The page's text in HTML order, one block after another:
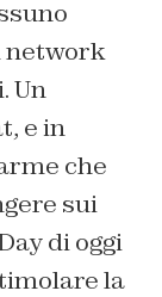
network
Un
e in
che
sui
di oggi
la